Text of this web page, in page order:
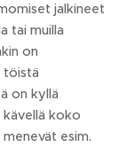
jalkineet
tai muilla
on
töistä
on kyllä
kävellä koko
menevät esim.